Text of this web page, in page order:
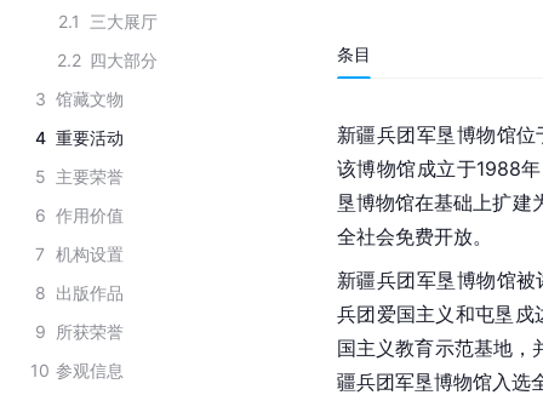
2.1
三大展厅
2.2 四大部分
3 馆藏文物
4 重要活动
5 主要荣誉
6 作用价值
7 机构设置
8 出版作品
9 所获荣誉
10 参观信息
条目
新疆兵团军垦博物馆位
该博物馆成立于1988
垦博物馆在基础上扩建
全社会免费开放。
新疆兵团军垦博物馆
兵团爱国主义和屯垦戍
国主义教育示范基地，
疆兵团军垦博物馆入选